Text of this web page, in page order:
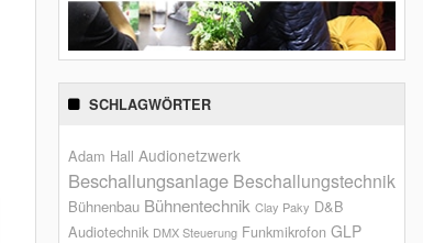
SCHLAGWÖRTER
Adam Hall Audionetzwerk
Beschallungsanlage Beschallungstechnik
Bühnenbau Bühnentechnik Clay Paky D&B
Audiotechnik DMX Steuerung Funkmikrofon GLP